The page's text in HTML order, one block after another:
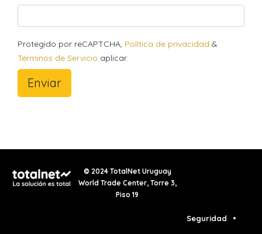
Protegido por reCAPTCHA, Política de privacidad &
Términos de Servicio aplicar.
Enviar
© 2024 TotalNet Uruguay
World Trade Center, Torre 3,
Piso 19
Seguridad